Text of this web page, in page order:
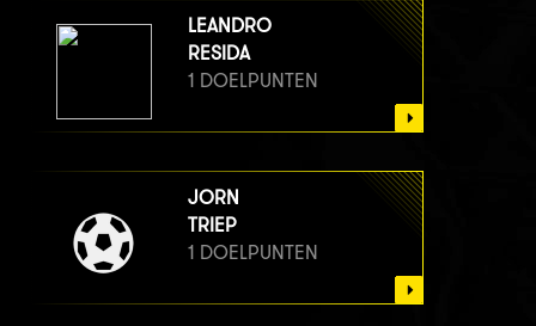
LEANDRO
RESIDA
1 DOELPUNTEN
JORN
TRIEP
1 DOELPUNTEN